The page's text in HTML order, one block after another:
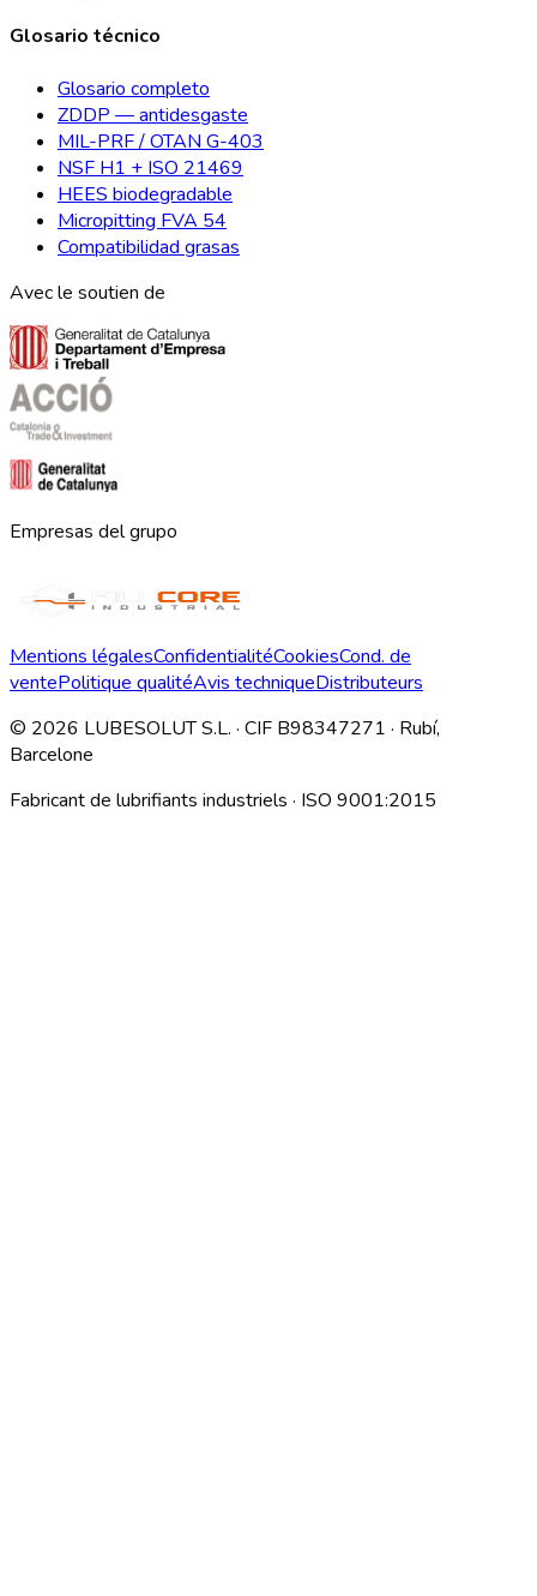
Glosario técnico
Glosario completo
ZDDP — antidesgaste
MIL-PRF / OTAN G-403
NSF H1 + ISO 21469
HEES biodegradable
Micropitting FVA 54
Compatibilidad grasas
Avec le soutien de
Empresas del grupo
Mentions légalesConfidentialitéCookiesCond. de
ventePolitique qualitéAvis techniqueDistributeurs
© 2026 LUBESOLUT S.L. · CIF B98347271 · Rubí,
Barcelone
Fabricant de lubrifiants industriels · ISO 9001:2015